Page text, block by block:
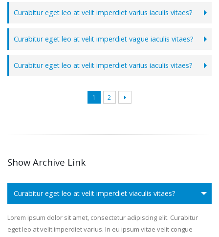
Curabitur eget leo at velit imperdiet varius iaculis vitaes?
Curabitur eget leo at velit imperdiet vague iaculis vitaes?
Curabitur eget leo at velit imperdiet varius iaculis vitaes?
1 2
Show Archive Link
Curabitur eget leo at velit imperdiet viaculis vitaes?
Lorem ipsum dolor sit amet, consectetur adipiscing elit. Curabitur
eget leo at velit imperdiet varius. In eu ipsum vitae velit congue